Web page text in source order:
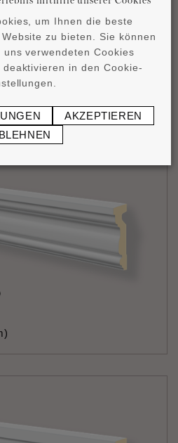
um Ihnen die beste
zu bieten. Sie können
verwendeten Cookies
in den Cookie-
AKZEPTIEREN